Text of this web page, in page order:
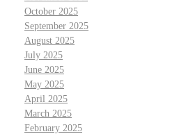
October 2025
September 2025
August 2025
July 2025
June 2025
May 2025
April 2025
March 2025
February 2025